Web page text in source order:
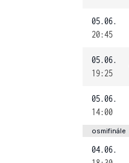
05.06.
20:45
05.06.
19:25
05.06.
14:00
osmifinále
04.06.